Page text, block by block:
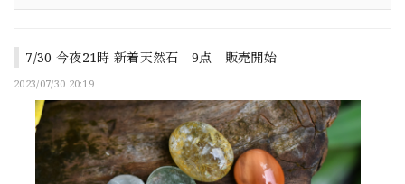
7/30 今夜21時 新着天然石 9点 販売開始
2023/07/30 20:19